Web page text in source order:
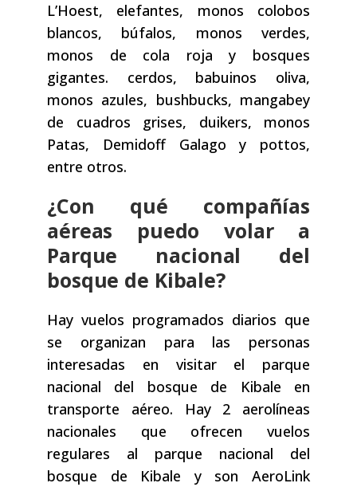
L’Hoest, elefantes, monos colobos
blancos, búfalos, monos verdes,
monos de cola roja y bosques
gigantes. cerdos, babuinos oliva,
monos azules, bushbucks, mangabey
de cuadros grises, duikers, monos
Patas, Demidoff Galago y pottos,
entre otros.
¿Con qué compañías
aéreas puedo volar a
Parque nacional del
bosque de Kibale?
Hay vuelos programados diarios que
se organizan para las personas
interesadas en visitar el parque
nacional del bosque de Kibale en
transporte aéreo. Hay 2 aerolíneas
nacionales que ofrecen vuelos
regulares al parque nacional del
bosque de Kibale y son AeroLink